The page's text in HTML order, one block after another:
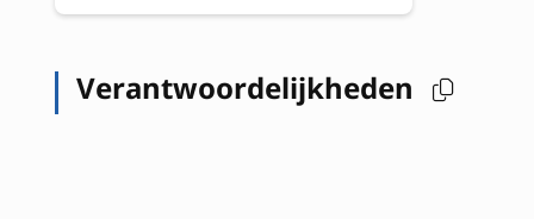
Verantwoordelijkheden